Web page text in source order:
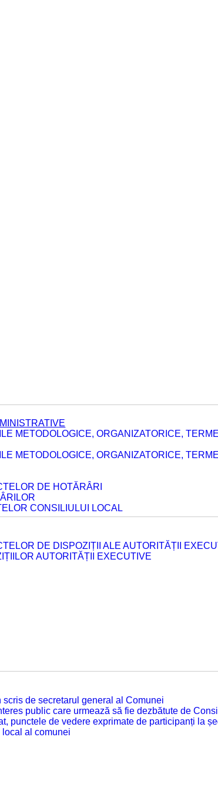
METODOLOGICE, ORGANIZATORICE,
METODOLOGICE, ORGANIZATORICE,
DE HOTĂRÂRI
CONSILIULUI LOCAL
DE DISPOZIȚII ALE AUTORITĂȚII
AUTORITĂȚII EXECUTIVE
de secretarul general al Comunei
public care urmează să fie dezbătute de
punctele de vedere exprimate de participanți la
al comunei